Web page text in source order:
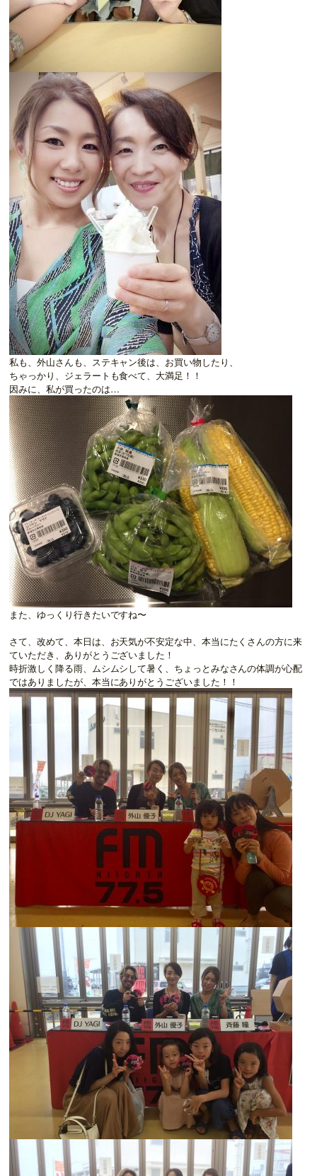
私も、外山さんも、ステキャン後は、お買い物したり、
ちゃっかり、ジェラートも食べて、大満足！！
因みに、私が買ったのは…
また、ゆっくり行きたいですね〜
さて、改めて、本日は、お天気が不安定な中、本当にたくさんの方に来
ていただき、ありがとうございました！
時折激しく降る雨、ムシムシして暑く、ちょっとみなさんの体調が心配
ではありましたが、本当にありがとうございました！！